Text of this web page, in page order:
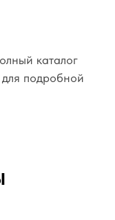
каталог
подробной